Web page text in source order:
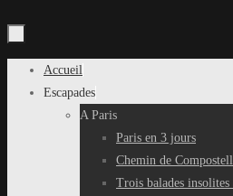
Passer
Accueil
Escapades
A Paris
Paris en 3 jours
Chemin de
Trois balades insolites